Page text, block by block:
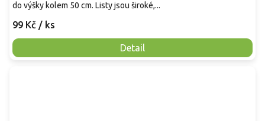
99 Kč / ks
Detail
do výšky kolem 50 cm. Listy jsou široké,...